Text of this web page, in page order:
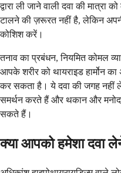
द्वारा ली जाने वाली दवा की
टालने की ज़रूरत नहीं है, लेकिन
कोशिश करें।
तनाव का प्रबंधन, नियमित कोमल
आपके शरीर को थायराइड हार्मोन
कर सकता है। ये दवा की जगह
समर्थन करते हैं और थकान और
सकते हैं।
क्या आपको हमेशा दवा